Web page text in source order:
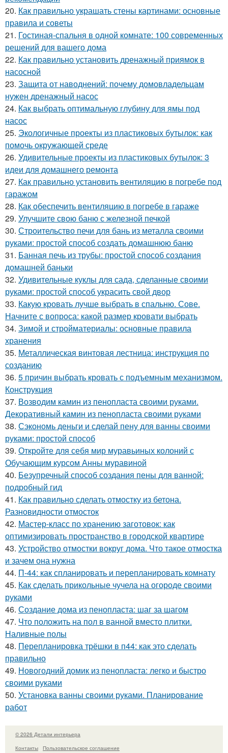
20. Как правильно украшать стены картинами: основные
правила и советы
21. Гостиная-спальня в одной комнате: 100 современных
решений для вашего дома
22. Как правильно установить дренажный приямок в
насосной
23. Защита от наводнений: почему домовладельцам
нужен дренажный насос
24. Как выбрать оптимальную глубину для ямы под
насос
25. Экологичные проекты из пластиковых бутылок: как
помочь окружающей среде
26. Удивительные проекты из пластиковых бутылок: 3
идеи для домашнего ремонта
27. Как правильно установить вентиляцию в погребе под
гаражом
28. Как обеспечить вентиляцию в погребе в гараже
29. Улучшите свою баню с железной печкой
30. Строительство печи для бань из металла своими
руками: простой способ создать домашнюю баню
31. Банная печь из трубы: простой способ создания
домашней баньки
32. Удивительные куклы для сада, сделанные своими
руками: простой способ украсить свой двор
33. Какую кровать лучше выбрать в спальню. Сове.
Начните с вопроса: какой размер кровати выбрать
34. Зимой и стройматериалы: основные правила
хранения
35. Металлическая винтовая лестница: инструкция по
созданию
36. 5 причин выбрать кровать с подъемным механизмом.
Конструкция
37. Возводим камин из пенопласта своими руками.
Декоративный камин из пенопласта своими руками
38. Сэкономь деньги и сделай пену для ванны своими
руками: простой способ
39. Откройте для себя мир муравьиных колоний с
Обучающим курсом Анны муравиной
40. Безупречный способ создания пены для ванной:
подробный гид
41. Как правильно сделать отмостку из бетона.
Разновидности отмосток
42. Мастер-класс по хранению заготовок: как
оптимизировать пространство в городской квартире
43. Устройство отмостки вокруг дома. Что такое отмостка
и зачем она нужна
44. П-44: как спланировать и перепланировать комнату
45. Как сделать прикольные чучела на огороде своими
руками
46. Создание дома из пенопласта: шаг за шагом
47. Что положить на пол в ванной вместо плитки.
Наливные полы
48. Перепланировка трёшки в п44: как это сделать
правильно
49. Новогодний домик из пенопласта: легко и быстро
своими руками
50. Установка ванны своими руками. Планирование
работ
© 2026 Детали интерьера
Контакты
Пользовательское соглашение